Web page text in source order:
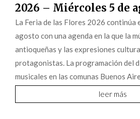
2026 – Miércoles 5 de
La Feria de las Flores 2026 continúa
agosto con una agenda en la que la
antioqueñas y las expresiones
protagonistas. La programación del
musicales en las comunas Buenos
leer más